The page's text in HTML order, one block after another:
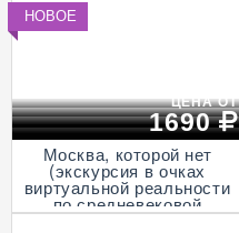
НОВОЕ
ЦЕНА ОТ
1690
Москва, которой нет
(экскурсия в очках
виртуальной реальности
по средневековой
столице, пешеходная)